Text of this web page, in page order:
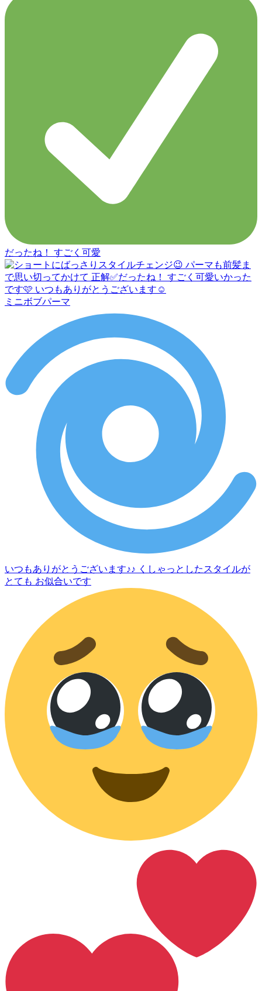
だったね！ すごく可愛
ミニボブパーマ
いつもありがとうございます♪♪ くしゃっとしたスタイルが
とても お似合いです